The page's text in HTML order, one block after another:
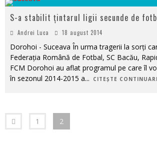
S-a stabilit țintarul ligii secunde de
Andrei Luca 18 august 2014
Dorohoi - Suceava În urma tragerii la sorți
Federația Română de Fotbal, SC Bacău,
FCM Dorohoi au aflat programul pe care îl
în sezonul 2014-2015 a... CITEȘTE
1 2